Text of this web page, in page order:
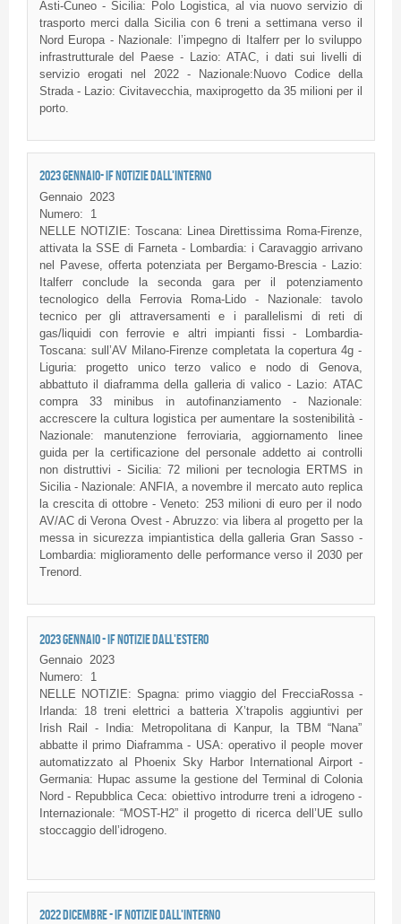
Asti-Cuneo - Sicilia: Polo Logistica, al via nuovo servizio di
trasporto merci dalla Sicilia con 6 treni a settimana verso il
Nord Europa - Nazionale: l’impegno di Italferr per lo sviluppo
infrastrutturale del Paese - Lazio: ATAC, i dati sui livelli di
servizio erogati nel 2022 - Nazionale:Nuovo Codice della
Strada - Lazio: Civitavecchia, maxiprogetto da 35 milioni per il
porto.
2023 GENNAIO- IF NOTIZIE DALL'INTERNO
Gennaio
2023
Numero:
1
NELLE NOTIZIE: Toscana: Linea Direttissima Roma-Firenze,
attivata la SSE di Farneta - Lombardia: i Caravaggio arrivano
nel Pavese, offerta potenziata per Bergamo-Brescia - Lazio:
Italferr conclude la seconda gara per il potenziamento
tecnologico della Ferrovia Roma-Lido - Nazionale: tavolo
tecnico per gli attraversamenti e i parallelismi di reti di
gas/liquidi con ferrovie e altri impianti fissi - Lombardia-
Toscana: sull’AV Milano-Firenze completata la copertura 4g -
Liguria: progetto unico terzo valico e nodo di Genova,
abbattuto il diaframma della galleria di valico - Lazio: ATAC
compra 33 minibus in autofinanziamento - Nazionale:
accrescere la cultura logistica per aumentare la sostenibilità -
Nazionale: manutenzione ferroviaria, aggiornamento linee
guida per la certificazione del personale addetto ai controlli
non distruttivi - Sicilia: 72 milioni per tecnologia ERTMS in
Sicilia - Nazionale: ANFIA, a novembre il mercato auto replica
la crescita di ottobre - Veneto: 253 milioni di euro per il nodo
AV/AC di Verona Ovest - Abruzzo: via libera al progetto per la
messa in sicurezza impiantistica della galleria Gran Sasso -
Lombardia: miglioramento delle performance verso il 2030 per
Trenord.
2023 GENNAIO - IF NOTIZIE DALL'ESTERO
Gennaio 2023
Numero:
1
NELLE NOTIZIE: Spagna: primo viaggio del FrecciaRossa -
Irlanda: 18 treni elettrici a batteria X’trapolis aggiuntivi per
Irish Rail - India: Metropolitana di Kanpur, la TBM “Nana”
abbatte il primo Diaframma - USA: operativo il people mover
automatizzato al Phoenix Sky Harbor International Airport -
Germania: Hupac assume la gestione del Terminal di Colonia
Nord - Repubblica Ceca: obiettivo introdurre treni a idrogeno -
Internazionale: “MOST-H2” il progetto di ricerca dell’UE sullo
stoccaggio dell’idrogeno.
2022 DICEMBRE - IF NOTIZIE DALL'INTERNO